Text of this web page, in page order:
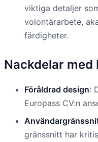
viktiga detaljer
volontärarbete,
färdigheter.
Nackdelar med
Föråldrad design:
Europass CV:n
gränssnitt har